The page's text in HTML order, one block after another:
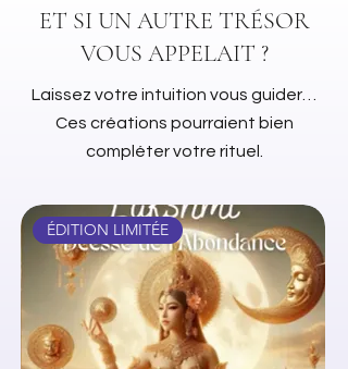
ET SI UN AUTRE TRÉSOR
VOUS APPELAIT ?
Laissez votre intuition vous guider…
Ces créations pourraient bien
compléter votre rituel.
ÉDITION LIMITÉE